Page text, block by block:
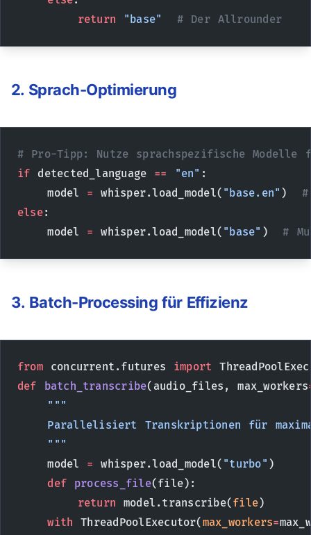
        return
"base"
  # Der Allrounder
2. Sprach-Optimierung
# Pro-Tipp: Nutze sprachspezifische Modelle
if detected_language == "en" :
    model
= whisper.load_model( "base.en" )
else:
    model
= whisper.load_model( "base" ) #
3. Batch-Processing für Effizienz
from concurrent.futures import
def batch_transcribe(audio_files, max_workers
    """
Parallelisiert Transkriptionen für
    """
    model
= whisper.load_model( "turbo" )
    def
process_file(file):
        return
model.transcribe(file)
    with
ThreadPoolExecutor(max_workers=